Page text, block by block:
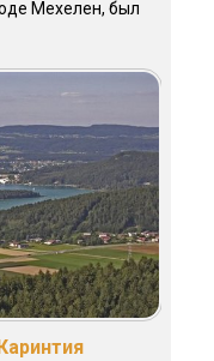
Мехелен, был